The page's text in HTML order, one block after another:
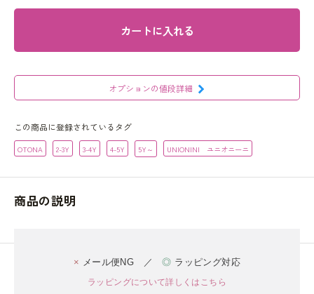
カートに入れる
オプションの値段詳細
この商品に登録されているタグ
OTONA 2-3Y 3-4Y 4-5Y 5Y～ UNIONINI ユニオニーニ
商品の説明
× メール便NG ／◎ ラッピング対応
ラッピングについて詳しくはこちら